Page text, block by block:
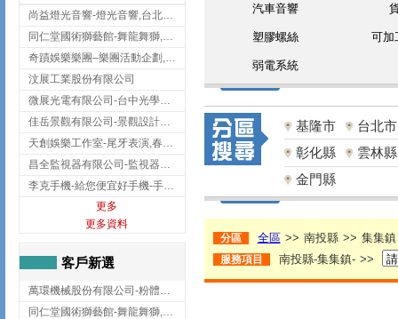
尚益燈光音響-燈光音響,台北燈光音響,台北燈光音響出租
同仁堂國術獅藝館-舞龍舞獅,台中舞龍舞獅
奇蹟娛樂樂團–樂團活動企劃,台中樂團表演,台中婚禮樂團
汶展工業股份有限公司
微展光電有限公司-台中光學鍍膜,optical filter taiwan,台灣光學鍍膜
佳岳景觀有限公司-景觀設計公司,台北景觀設計,台北景觀工程,中山區景觀設計
天創娛樂工作室-尾牙表演,春酒表演,板橋尾牙表演
昌全監視器有限公司-監視器安裝,高雄監視器安裝,鳳山區監視器安裝
李克手機-給您便宜好手機-手機收購,屏東手機收購
更多
更多資料
客戶新選
萬環機械股份有限公司-粉體塗裝設備,輸送機,輸送機設備,台南輸送機
同仁堂國術獅藝館-舞龍舞獅,台中舞龍舞獅
汽車音響
塑膠螺絲 可加
弱電系統
基隆市
台北市
彰化縣
雲林縣
金門縣
分區 全區 >> 南投縣 >> 集集鎮
服務項目 南投縣-集集鎮- >>